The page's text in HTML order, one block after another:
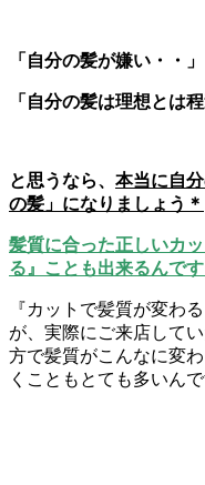
「自分の髪が嫌い・・」
「自分の髪は理想とは
と思うなら、 本当に自
の髪」になりましょう＊
髪質に合った正しいカ
る』ことも出来るんです
『カットで髪質が変わ
が、実際にご来店して
方で髪質がこんなに変
くこともとても多いんで